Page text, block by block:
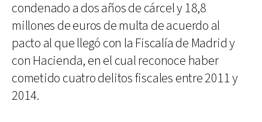
condenado a dos años de cárcel y 18,8
millones de euros de multa de acuerdo al
pacto al que llegó con la Fiscalía de Madrid y
con Hacienda, en el cual reconoce haber
cometido cuatro delitos fiscales entre 2011 y
2014.